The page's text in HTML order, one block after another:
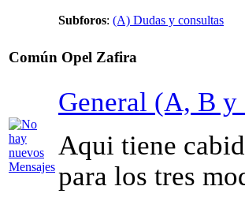
Subforos: (A) Dudas y consultas
Común Opel Zafira
General (A, B y
Aqui tiene
para los tres